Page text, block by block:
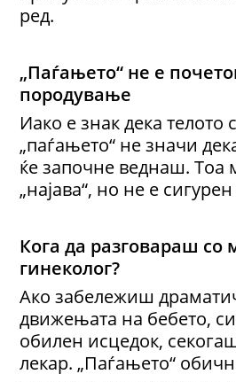
ред.
„Паѓањето“ не е
породување
Иако е знак дека телото
„паѓањето“ не значи
ќе започне веднаш. Тоа
„најава“, но не е
Кога да разговараш со
гинеколог?
Ако забележиш
движењата на бебето,
обилен исцедок,
лекар. „Паѓањето“